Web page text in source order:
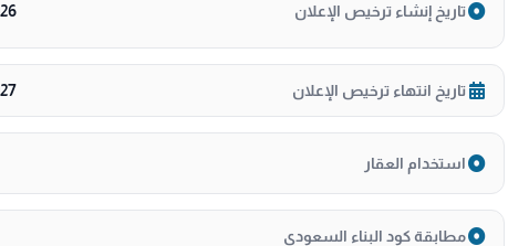
تاريخ إنشاء ترخيص الإعلان
تاريخ انتهاء ترخيص الإعلان
استخدام العقار
مطابقة كود البناء السعودي